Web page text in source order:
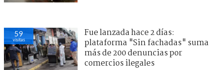
59
visitas
Fue lanzada hace 2 días:
plataforma "Sin fachadas" suma
más de 200 denuncias por
comercios ilegales